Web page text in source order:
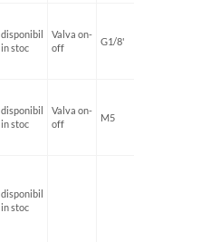
disponibil
in stoc
Valva on-
off
G1/8'
disponibil
in stoc
Valva on-
off
M5
disponibil
in stoc